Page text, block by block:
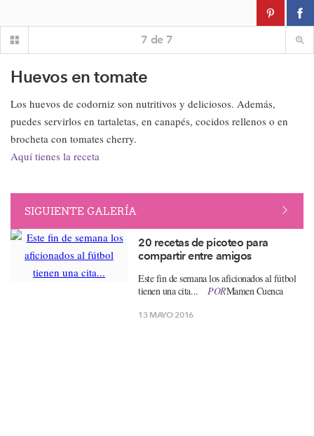
7 de 7
Huevos en tomate
Los huevos de codorniz son nutritivos y deliciosos. Además,
puedes servirlos en tartaletas, en canapés, cocidos rellenos o en
brocheta con tomates cherry.
Aquí tienes la receta
SIGUIENTE GALERÍA
20 recetas de picoteo para
compartir entre amigos
Este fin de semana los aficionados al fútbol
tienen una cita...
PORMamen Cuenca
13 MAYO 2016